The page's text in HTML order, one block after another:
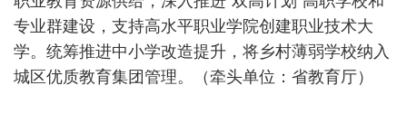
专业群建设，支持高水平职业学院创建职业技术大
学。统筹推进中小学改造提升，将乡村薄弱学校纳入
城区优质教育集团管理。（牵头单位：省教育厅）